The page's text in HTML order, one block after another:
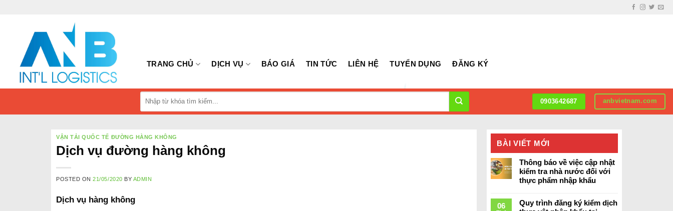
TRANG CHỦ DỊCH VỤ BÁO GIÁ TIN TỨC LIÊN HỆ TUYỂN DỤNG ĐĂNG KÝ
kiếm:
0903642687 anbvietnam.com
VẬN TẢI QUỐC TẾ ĐƯỜNG HÀNG KHÔNG
Dịch vụ đường hàng không
POSTED ON21/05/2020 BY ADMIN
Dịch vụ hàng không
BÀI VIẾT MỚI
Thông báo về việc cập nhật
kiểm tra nhà nước đối với
thực phẩm nhập khẩu
06
Quy trình đăng ký kiểm dịch